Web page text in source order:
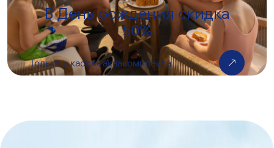
В День рождения скидка
50%
Только в кассах аквакомплекса